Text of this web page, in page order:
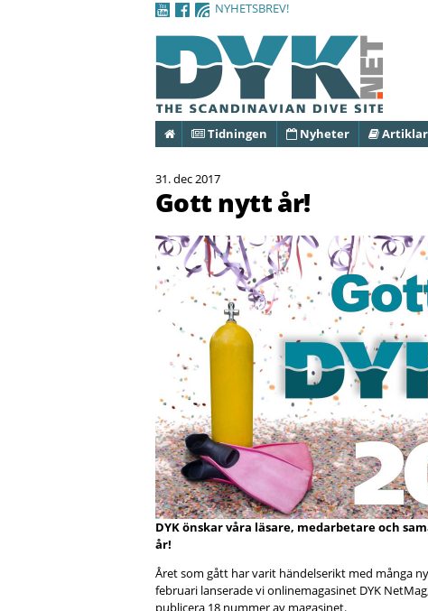
NYHETSBREV!
HemTidningen Nyheter Artiklar
31. dec 2017
Gott nytt år!
DYK önskar våra läsare, medarbetare och
år!
Året som gått har varit händelserikt med många
februari lanserade vi onlinemagasinet DYK
publicera 18 nummer av magasinet.